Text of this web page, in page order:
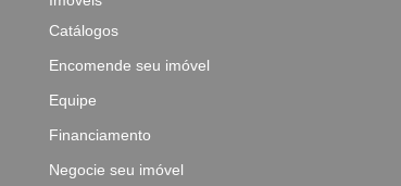
Catálogos
Encomende seu imóvel
Equipe
Financiamento
Negocie seu imóvel